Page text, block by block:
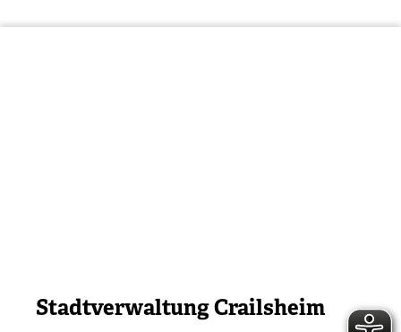
Stadtverwaltung Crailsheim